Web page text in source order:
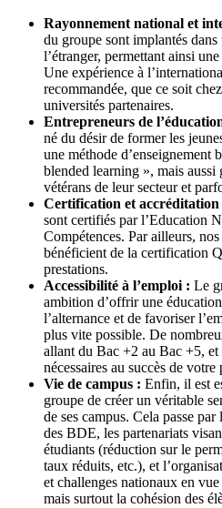
Rayonnement national et
du groupe sont implantés
l’étranger, permettant ainsi
Une expérience à
recommandée, que ce soit
universités partenaires.
Entrepreneurs de
né du désir de former les
une méthode d’enseignement
blended learning », mais aussi
vétérans de leur secteur et
Certification et accréditation
sont certifiés par l’Education
Compétences. Par ailleurs,
bénéficient de la certification
prestations.
Accessibilité à l’emploi : Le
ambition d’offrir une
l’alternance et de favoriser
plus vite possible. De
allant du Bac +2 au Bac +5,
nécessaires au succès de
Vie de campus : Enfin, il est
groupe de créer un véritable
de ses campus. Cela passe
des BDE, les partenariats
étudiants (réduction sur le
taux réduits, etc.), et
et challenges nationaux en
mais surtout la cohésion des